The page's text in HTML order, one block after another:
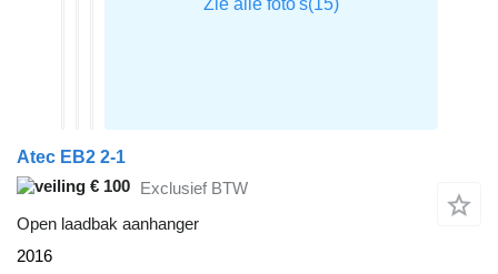
Atec EB2 2-1
€ 100 Exclusief BTW
Open laadbak aanhanger
2016